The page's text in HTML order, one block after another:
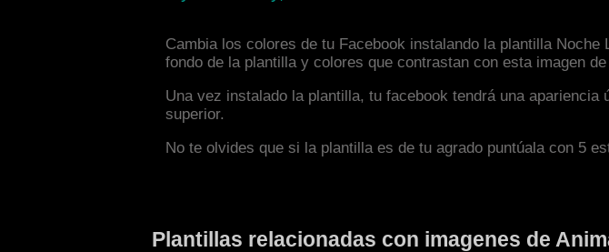
Cambia los colores de tu Facebook instalando la plantilla
fondo de la plantilla y colores que contrastan con esta imagen de
Una vez instalado la plantilla, tu facebook tendrá una
superior.
No te olvides que si la plantilla es de tu agrado puntúala con 5
Plantillas relacionadas con imagenes de